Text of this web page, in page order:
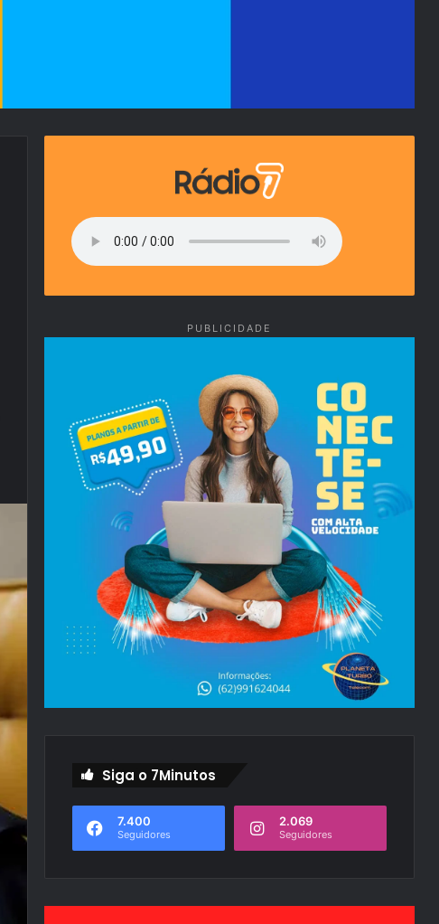
PUBLICIDADE
Siga o 7Minutos
7.400
Seguidores
2.069
Seguidores